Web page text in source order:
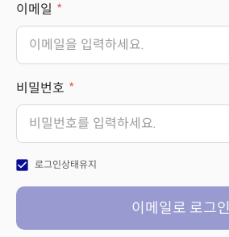
이메일
비밀번호
check_box 로그인상태유지
이메일로 로그인